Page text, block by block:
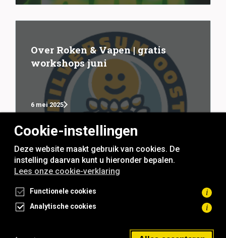
Over Roken & Vapen | gratis
workshops juni
6 mei 2025
rookvrije generatie
Toegankelijkheidsverklaring
Cookie-instellingen
Deze website maakt gebruik van cookies. De
instelling daarvan kunt u hieronder bepalen.
Lees onze cookie-verklaring
Functionele cookies i
Analytische cookies i